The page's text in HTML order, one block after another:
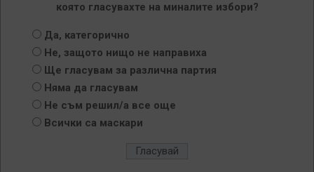
която гласувахте на миналите избори?
Да, категорично
Не, защото нищо не направиха
Ще гласувам за различна партия
Няма да гласувам
Не съм решил/а все още
Всички са маскари